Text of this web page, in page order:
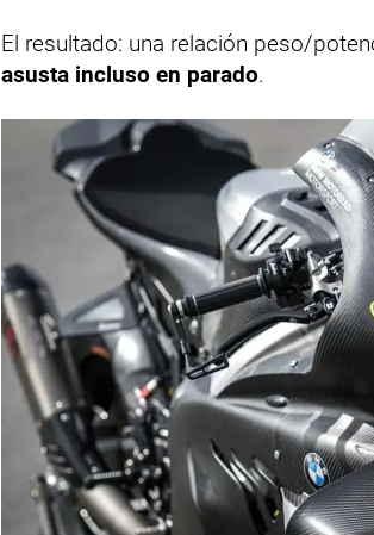
El resultado: una relación peso/
asusta incluso en parado.